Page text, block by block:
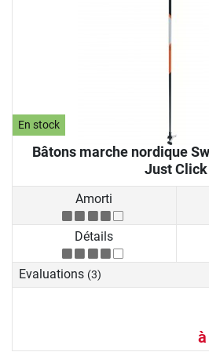
En stock
Bâtons marche nordique
Just Click
Amorti
Détails
Evaluations (3)